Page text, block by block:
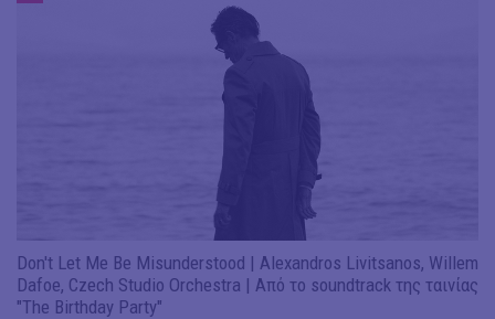
Don't Let Me Be Misunderstood | Alexandros Livitsanos, Willem
Dafoe, Czech Studio Orchestra | Από το soundtrack της ταινίας
"The Birthday Party"